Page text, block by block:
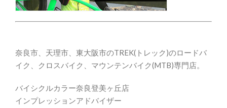
奈良市、天理市、東大阪市のTREK(トレック)のロードバ
イク、クロスバイク、マウンテンバイク(MTB)専門店。
バイシクルカラー奈良登美ヶ丘店
インプレッションアドバイザー